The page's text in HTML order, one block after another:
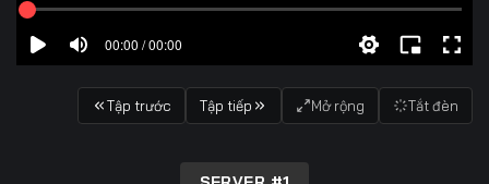
00:00 / 00:00
Tập trước Tập tiếp Mở rộng Tắt đèn